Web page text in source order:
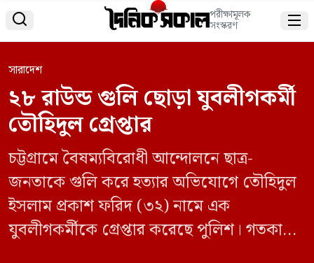
 পরীক্ষামূলক
সংস্করণ 
সারাদেশ
২৮ রাউন্ড গুলি ছোড়া যুবলীগকর্মী
তৌহিদুল গ্রেপ্তার
চট্টগ্রামে বৈষম্যবিরোধী আন্দোলনে ছাত্র-
জনতাকে গুলি করে হত্যার অভিযোগে তৌহিদুল
ইসলাম প্রকাশ ফরিদ (৩২) নামে এক
যুবলীগকর্মীকে গ্রেপ্তার করেছে পুলিশ। গতকাল